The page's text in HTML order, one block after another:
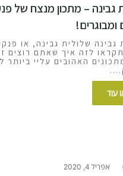
גבינה – מתכון מנצח של
ומבוגרים!
גבינה שלולית גבינה, או
תקראו לזה איך שאתם רוצים
האהובים עליי ביותר
עוד
אפריל 4, 2020